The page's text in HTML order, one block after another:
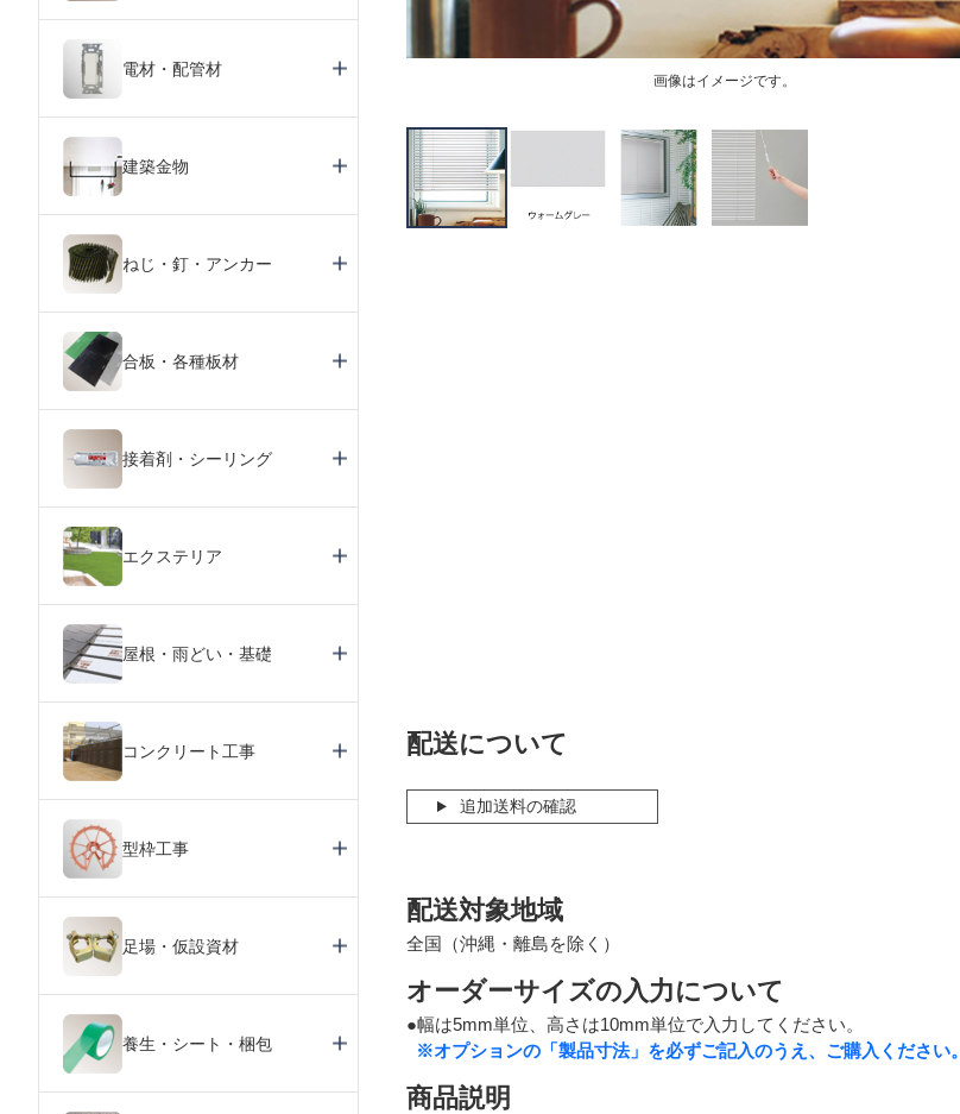
画像はイメージです。
配送について
追加送料の確認
配送対象地域
全国（沖縄・離島を除く）
オーダーサイズの入力について
●幅は5mm単位、高さは10mm単位で入力してください。
※オプションの「製品寸法」を必ずご記入のうえ、ご購入ください。
商品説明
電材・配管材
建築金物
ねじ・釘・アンカー
合板・各種板材
接着剤・シーリング
エクステリア
屋根・雨どい・基礎
コンクリート工事
型枠工事
足場・仮設資材
養生・シート・梱包